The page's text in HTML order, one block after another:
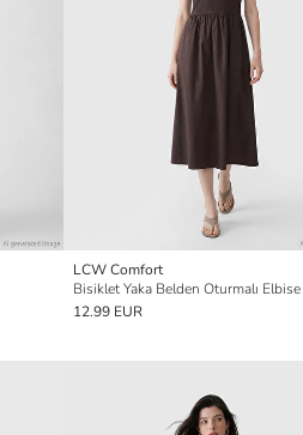
LCW Comfort
Bisiklet Yaka Belden Oturmalı Elbise
12.99 EUR